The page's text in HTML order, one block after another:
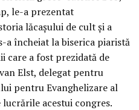
le-a prezentat
lăcașului de cult și a
a încheiat la biserica piaristă
care a fost prezidată de
Elst, delegat pentru
pentru Evanghelizare al
acestui congres.